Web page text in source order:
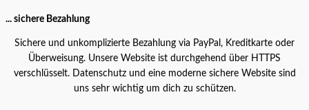
Alle Produkte
... sichere Bezahlung
Sichere und unkomplizierte Bezahlung via PayPal, Kreditkarte oder
Überweisung. Unsere Website ist durchgehend über HTTPS
verschlüsselt. Datenschutz und eine moderne sichere Website sind
uns sehr wichtig um dich zu schützen.